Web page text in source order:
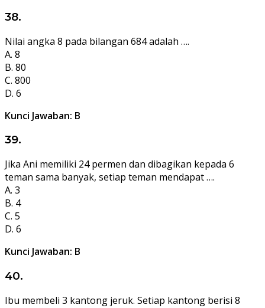
38.
Nilai angka 8 pada bilangan 684 adalah ….
A. 8
B. 80
C. 800
D. 6
Kunci Jawaban: B
39.
Jika Ani memiliki 24 permen dan dibagikan kepada 6
teman sama banyak, setiap teman mendapat ….
A. 3
B. 4
C. 5
D. 6
Kunci Jawaban: B
40.
Ibu membeli 3 kantong jeruk. Setiap kantong berisi 8